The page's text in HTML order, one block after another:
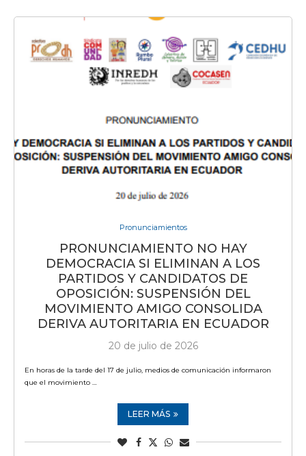
Pronunciamientos
PRONUNCIAMIENTO NO HAY
DEMOCRACIA SI ELIMINAN A LOS
PARTIDOS Y CANDIDATOS DE
OPOSICIÓN: SUSPENSIÓN DEL
MOVIMIENTO AMIGO CONSOLIDA
DERIVA AUTORITARIA EN ECUADOR
20 de julio de 2026
En horas de la tarde del 17 de julio, medios de comunicación informaron
que el movimiento …
LEER MÁS